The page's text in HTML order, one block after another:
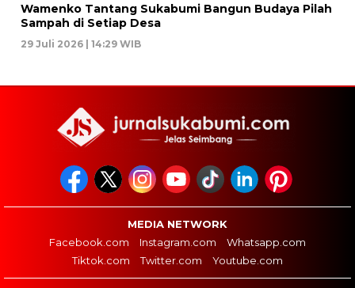
Wamenko Tantang Sukabumi Bangun Budaya Pilah
Sampah di Setiap Desa
29 Juli 2026 | 14:29 WIB
MEDIA NETWORK
Facebook.com
Instagram.com
Whatsapp.com
Tiktok.com
Twitter.com Youtube.com